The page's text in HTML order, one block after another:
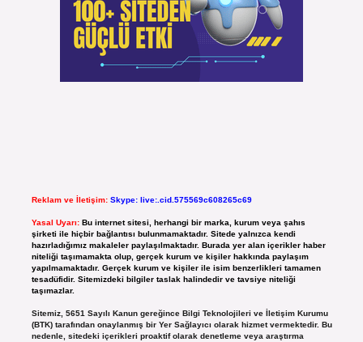
Reklam ve İletişim: Skype: live:.cid.575569c608265c69
Yasal Uyarı: Bu internet sitesi, herhangi bir marka, kurum veya şahıs
şirketi ile hiçbir bağlantısı bulunmamaktadır. Sitede yalnızca kendi
hazırladığımız makaleler paylaşılmaktadır. Burada yer alan içerikler haber
niteliği taşımamakta olup, gerçek kurum ve kişiler hakkında paylaşım
yapılmamaktadır. Gerçek kurum ve kişiler ile isim benzerlikleri tamamen
tesadüfidir. Sitemizdeki bilgiler taslak halindedir ve tavsiye niteliği
taşımazlar.
Sitemiz, 5651 Sayılı Kanun gereğince Bilgi Teknolojileri ve İletişim Kurumu
(BTK) tarafından onaylanmış bir Yer Sağlayıcı olarak hizmet vermektedir. Bu
nedenle, sitedeki içerikleri proaktif olarak denetleme veya araştırma